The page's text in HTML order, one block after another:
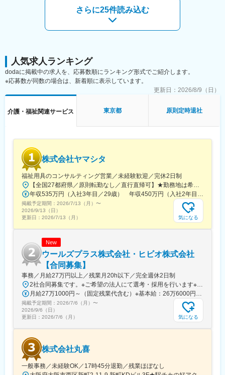
※介護や医療サービスは専門のケアスタッフが担当
高級レジデンスの運営を中心に、イベント、ダイニングサービ
■組織構成
フロント・ダイニング・施設管理など複数の専門スタッフと連携
し、チームで運営を担います。
■業務の魅力
通じて、幅広い経験を得られます。
OJTや充実したマニュアルが整備されており、業界未経験の方で
も安心して業務を始められます。
■就業環境
8:00～20:00の間で実働7.5時間のシフト制、年間休日約120日、
福利厚生も充実しています。
■想定されるキャリアパス
支配人から総支配人、本社管理部門など多様なキャリアアップが
■企業の特徴/魅力
当社は高品質なレジデンス運営で業界を牽引し、安定した経営基
盤と働きやすい環境を提供しています。
変更の範囲：会社の定める業務
さらに25件読み込む
人気求人ランキング
dodaに掲載中の求人を、応募数順にランキング形式でご紹介します。
※応募数が同数の場合は、新着順に表示しています。
更新日： 2026/8/9（日）
介護・福祉関連サービス 東京都 原則定時退社
株式会社ヤマシタ
福祉用具のコンサルティング営業／未経験歓迎／完休2日制
【全国27都府県／原則転勤なし／直行直帰可】★勤務地は希望を考慮★拠点により車通勤OK※充足状況により、ご希望の勤務地での募集が終了している場合があります。※転居を伴う転勤の有無は、半年ごとに希望を伺い、選択いただけます。■東北■・宮城県（仙台市）■関東■・東京都（東京23区など）・神奈川県（横浜市など）・埼玉県（さいたま市など）・千葉県（千葉市など）・茨城県（水戸市）・栃木県（宇都宮市／足利市）・群馬県（前橋市）■東海■・愛知県（名古屋市／豊田市／豊橋市／小牧市）・静岡県（静岡市／浜松市／沼津市／焼津市／富士市）・岐阜県（岐阜市）・三重県（四日市市）■信越・北陸■・長野県（長野市）・山梨県（甲府市）・石川県（金沢市）・富山県（富山市）・福井県（福井市）■関西■・大阪府・兵庫県（神戸市／尼崎市／姫路市）・京都府（京都市）・奈良県（奈良市／天理市）・滋賀県（大津市／彦根市）・和歌山県（和歌山市／田辺市）■中国■・広島県（広島市）・岡山県（岡山市）■四国■・香川県（高松市）■九州■・福岡県（福岡市）
年収535万円（入社3年目／29歳） 年収450万円（入社2年目／26歳）
掲載予定期間： 2026/7/13（月） 〜
2026/9/13（日）
更新日： 2026/7/13（月） 気になる
New
ウールズプラス株式会社・ヒビオ株式会社
【合同募集】
事務／月給27万円以上／残業月20h以下／完全週休2日制
2社合同募集です。※ご希望の法人にて選考・採用を行います※配属先については、入社された法人内でご希望を考慮の上決定します大阪府大阪市北区西天満2-10-2 幸田ビル5階※ウールズプラス株式会社、ヒビオ株式会社ともに上記住所での勤務となります※オフィス内禁煙＜各社共通＞
月給27万1000円～（固定残業代含む）※基本給：26万6000円～※固定残業代は、時間外労働の有無に関わらず月2.45時間分を、一律5000円支給※上記を超える時間外労働分は追加で支給＜各社共通＞
掲載予定期間： 2026/7/6（月） 〜
2026/9/6（日）
更新日： 2026/7/6（月） 気になる
株式会社丸喜
一般事務／未経験OK／17時45分退勤／残業ほぼなし